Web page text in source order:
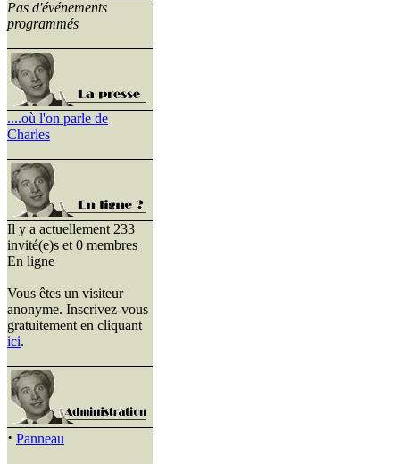
Pas d'événements
programmés
....où l'on parle de
Charles
Il y a actuellement 233
invité(e)s et 0 membres
En ligne
Vous êtes un visiteur
anonyme. Inscrivez-vous
gratuitement en cliquant
ici.
· Panneau